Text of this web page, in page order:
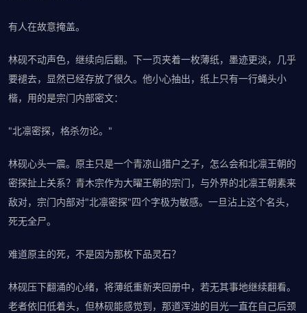
有人在故意掩盖。
林砚不动声色，继续向后翻。下一页夹着一枚薄纸，墨迹更淡，几乎
要褪去，显然已经存放了很久。他小心抽出，纸上只有一行蝇头小
楷，用的是宗门内部密文：
"北凛密探，格杀勿论。"
林砚心头一震。原主只是一个青凉山猎户之子，怎么会和北凛王朝的
密探扯上关系？青木宗作为大曜王朝的宗门，与外界的北凛王朝素来
敌对，宗门内部对"北凛密探"四个字极为敏感。一旦沾上这个名头，
死无全尸。
难道原主的死，不是因为那枚下品灵石？
林砚压下翻涌的心绪，将薄纸重新夹回册中，若无其事地继续翻看。
老者依旧低着头，但林砚能感觉到，那道浑浊的目光一直在自己后颈